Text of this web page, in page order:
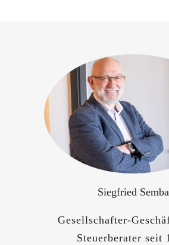
Siegfried Semba
Gesellschafter-
Steuerberater seit